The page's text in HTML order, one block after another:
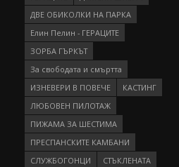
ДВЕ ОБИКОЛКИ НА ПАРКА
Елин Пелин - ГЕРАЦИТЕ
ЗОРБА ГЪРКЪТ
За свободата и смъртта
ИЗНЕВЕРИ В ПОВЕЧЕ
КАСТИНГ
ЛЮБОВЕН ПИЛОТАЖ
ПИЖАМА ЗА ШЕСТИМА
ПРEСПAНСКИТЕ КАМБАНИ
СЛУЖБОГОНЦИ
СТЪКЛЕНАТА